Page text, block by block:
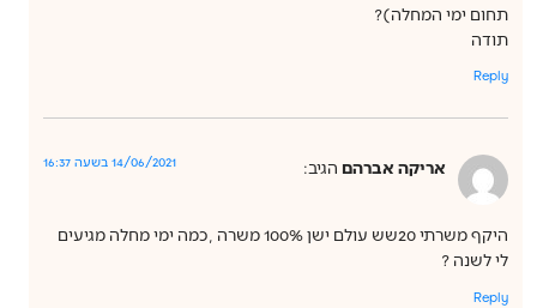
תחום ימי המחלה)?
תודה
Reply
אריקה אברהם הגיב: 14/06/2021 בשעה 16:37
היקף משרתי 20שש עולם ישן 100% משרה ,כמה ימי מחלה מגיעים
לי לשנה ?
Reply